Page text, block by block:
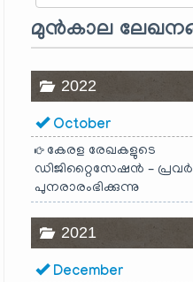
for
മുൻകാല
2022
October
കേരള രേഖകളുടെ
ഡിജിറ്റൈസേഷൻ –
പുനരാരംഭിക്കുന്നു
2021
December